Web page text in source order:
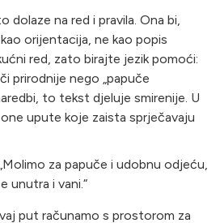
dolaze na red i pravila. Ona bi,
orijentacija, ne kao popis
red, zato birajte jezik pomoći:
prirodnije nego „papuče
to tekst djeluje smirenije. U
upute koje zaista sprječavaju
„Molimo za papuče i udobnu odjeću,
unutra i vani.“
put računamo s prostorom za